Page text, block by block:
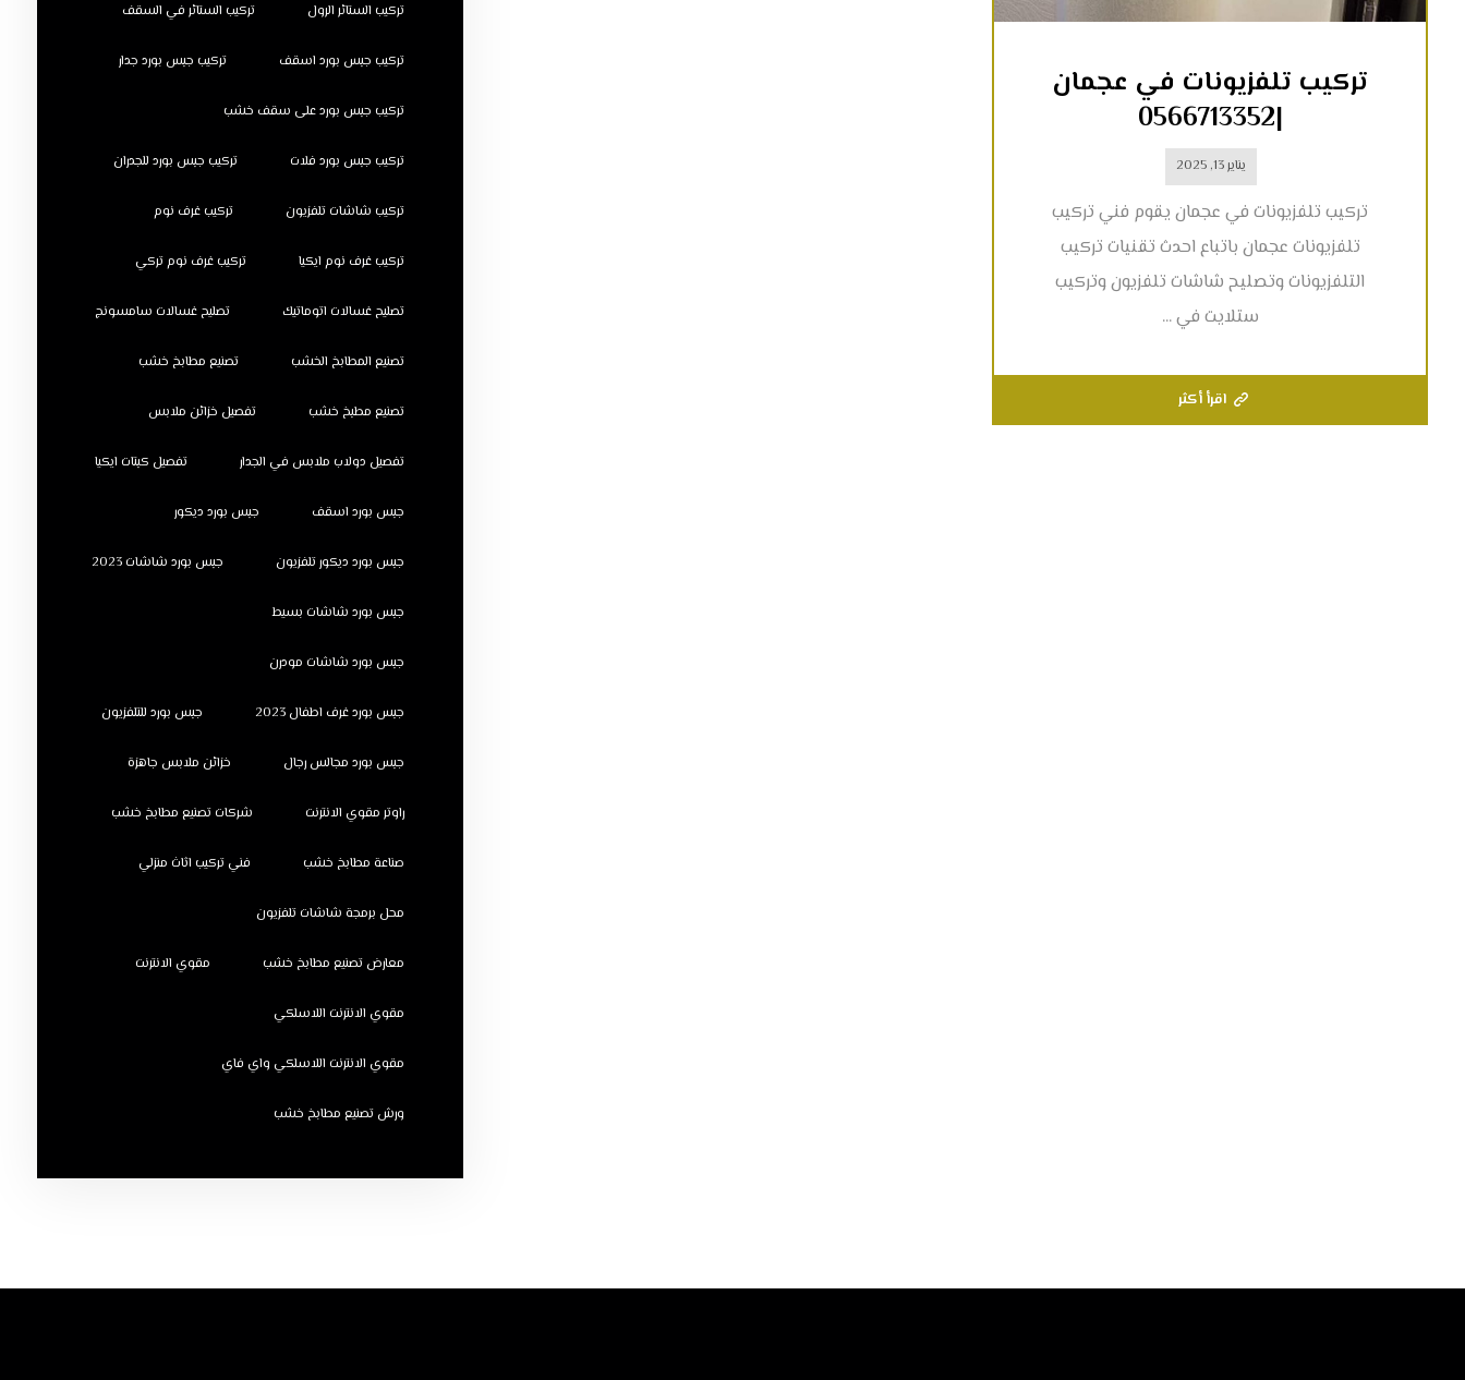
تركيب تلفزيونات في عجمان
|0566713352
يناير 13, 2025
تركيب تلفزيونات في عجمان يقوم فني تركيب
تلفزيونات عجمان باتباع احدث تقنيات تركيب
التلفزيونات وتصليح شاشات تلفزيون وتركيب
ستلايت في ...
اقرأ أكثر
تركيب الستائر الرول تركيب الستائر في السقف
تركيب جبس بورد اسقف تركيب جبس بورد جدار
تركيب جبس بورد على سقف خشب
تركيب جبس بورد فلات تركيب جبس بورد للجدران
تركيب شاشات تلفزيون تركيب غرف نوم
تركيب غرف نوم ايكيا تركيب غرف نوم تركي
تصليح غسالات اتوماتيك تصليح غسالات سامسونج
تصنيع المطابخ الخشب تصنيع مطابخ خشب
تصنيع مطبخ خشب تفصيل خزائن ملابس
تفصيل دولاب ملابس في الجدار تفصيل كبتات ايكيا
جبس بورد اسقف جبس بورد ديكور
جبس بورد ديكور تلفزيون جبس بورد شاشات 2023
جبس بورد شاشات بسيط
جبس بورد شاشات مودرن
جبس بورد غرف اطفال 2023 جبس بورد للتلفزيون
جبس بورد مجالس رجال خزائن ملابس جاهزة
راوتر مقوي الانترنت شركات تصنيع مطابخ خشب
صناعة مطابخ خشب فني تركيب اثاث منزلي
محل برمجة شاشات تلفزيون
معارض تصنيع مطابخ خشب مقوي الانترنت
مقوي الانترنت اللاسلكي
مقوي الانترنت اللاسلكي واي فاي
ورش تصنيع مطابخ خشب